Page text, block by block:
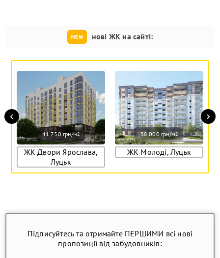
нові ЖК на сайті:
41 750 грн/м2
ЖК Двори Ярослава,
Луцьк
58 000 грн/м2
ЖК Молоді, Луцьк
‹ ›
Підписуйтесь та отримайте ПЕРШИМИ всі нові
пропозиції від забудовників: